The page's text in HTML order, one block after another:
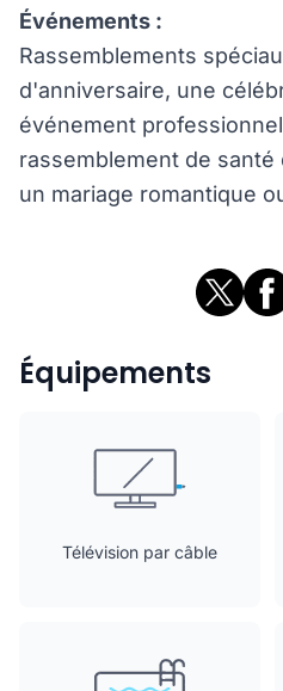
Événements :
Rassemblements
d'anniversaire, une
événement
rassemblement de
un mariage romantique
Équipements
Télévision par câble